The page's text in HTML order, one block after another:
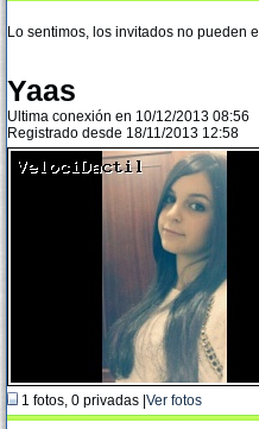
Lo sentimos, los invitados no pueden
Yaas
Ultima conexión en 10/12/2013 08:56
Registrado desde 18/11/2013 12:58
1 fotos, 0 privadas | Ver fotos